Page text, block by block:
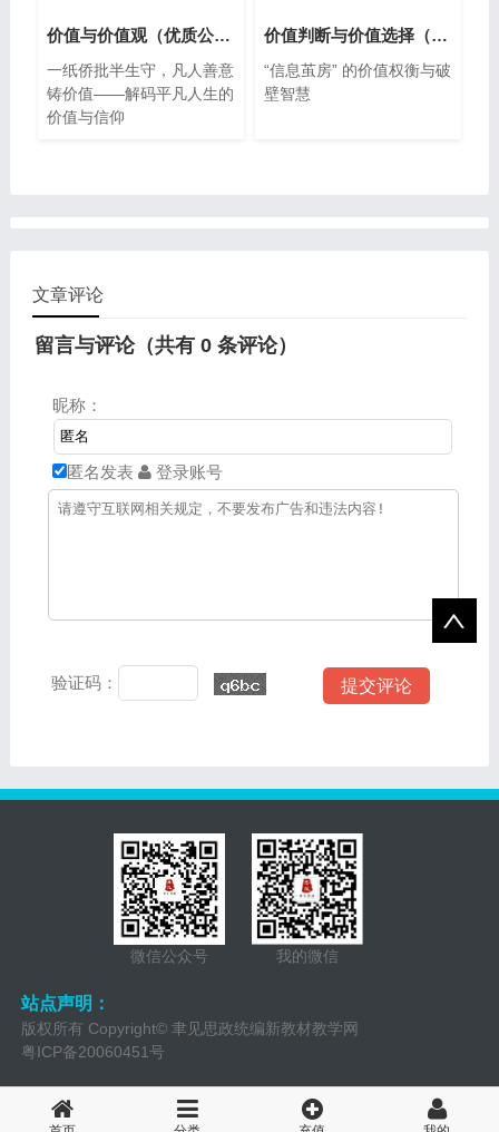
价值与价值观（优质公开课课件共30页含教学设计逐字稿2视频）
一纸侨批半生守，凡人善意
铸价值——解码平凡人生的
价值与信仰
价值判断与价值选择（AI赋能基础教育精品课课件含逐字稿、教学设计、学习任务单、作业练习）
“信息茧房” 的价值权衡与破
壁智慧
文章评论
留言与评论（共有 0条评论）
昵称：
匿名发表 登录账号
验证码：
微信公众号 我的微信
站点声明：
版权所有 Copyright© 聿见思政统编新教材教学网
粤ICP备20060451号
QQ：157520968 QQ群：2743800